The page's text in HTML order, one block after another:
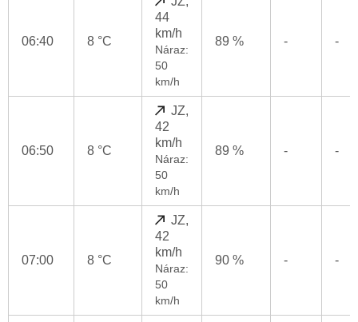
06:40 8 °C
44
km/h
Náraz:
50
km/h
89 % - -
06:50 8 °C
JZ,
42
km/h
Náraz:
50
km/h
89 % - -
07:00 8 °C
JZ,
42
km/h
Náraz:
50
km/h
90 % - -